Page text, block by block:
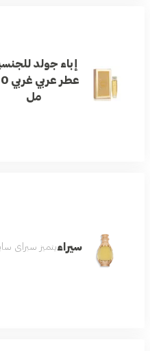
إباء جولد
عطر
مل
سيراءيتميز سبراي سايرة 70 مل بعبير أنيق مع نفحات عليا منعشة من اللافندر والبرغموت وقلب فاخر من العود والورد الوردي يتطور إلى قاعدة دافئة من الفانيليا والعنبر لخلق